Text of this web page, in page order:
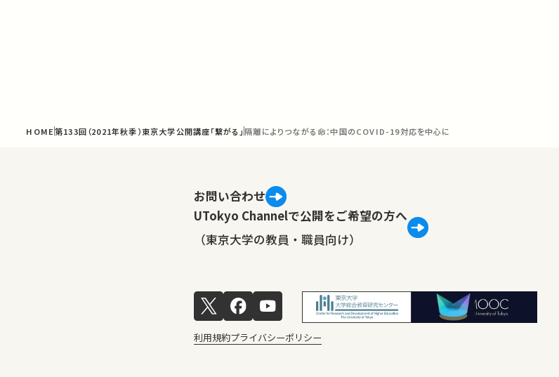
HOME第133回（2021年秋季）東京大学公開講座「繋がる」 隔離によりつながる命：中国のCOVID-19対応を中心に
お問い合わせ
UTokyo Channelで公開をご希望の方へ
（東京大学の教員・職員向け）
利用規約プライバシーポリシー